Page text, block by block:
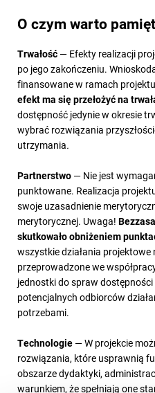
O czym warto
Trwałość — Efekty realizacji
po jego zakończeniu.
finansowane w ramach
efekt ma się przełożyć na
dostępność jedynie w okresie
wybrać rozwiązania
utrzymania.
Partnerstwo — Nie jest
punktowane. Realizacja
swoje uzasadnienie
merytorycznej. Uwaga!
skutkowało obniżeniem
wszystkie działania
przeprowadzone we
jednostki do spraw
potencjalnych odbiorców
potrzebami.
Technologie — W projekcie
rozwiązania, które usprawnią
obszarze dydaktyki,
warunkiem, że spełniają one